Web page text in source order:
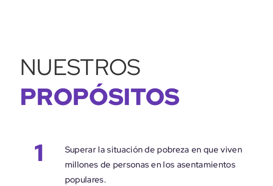
NUESTROS
PROPÓSITOS
1
Superar la situación de pobreza en que viven
millones de personas en los asentamientos
populares.